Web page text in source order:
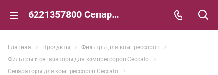
6221357800 Сепаратор Ceccato
Главная Продукты
Фильтры для компрессоров
Фильтры и сепараторы для компрессоров Ceccato
Сепараторы для компрессоров Ceccato